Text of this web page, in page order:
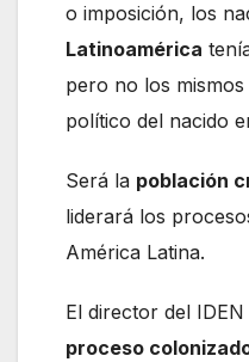
o imposición, los
Latinoamérica
pero no los
político del nacido
Será la población
liderará los
América Latina.
El director del
proceso